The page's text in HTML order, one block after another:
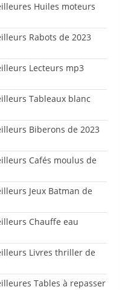
Huiles moteurs
Rabots de 2023
Lecteurs mp3
Tableaux blanc
Biberons de 2023
Cafés moulus de
Jeux Batman de
Chauffe eau
Livres thriller de
Tables à repasser